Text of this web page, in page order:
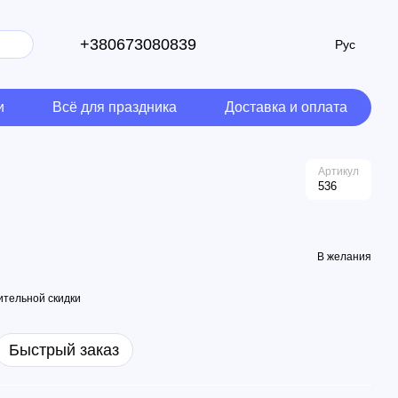
+380673080839 Рус
Всё для праздника Доставка и оплата
Артикул
536
В желания
скидки
Быстрый заказ